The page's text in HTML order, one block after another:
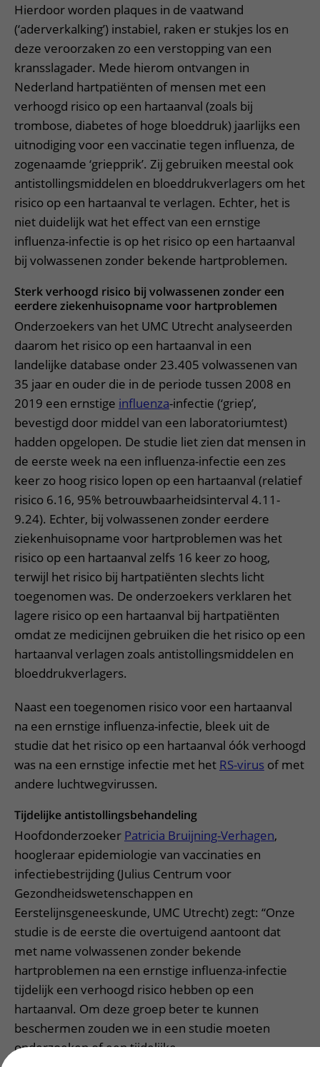
Hierdoor worden plaques in de vaatwand
(‘aderverkalking’) instabiel, raken er stukjes los en
deze veroorzaken zo een verstopping van een
kransslagader. Mede hierom ontvangen in
Nederland hartpatiënten of mensen met een
verhoogd risico op een hartaanval (zoals bij
trombose, diabetes of hoge bloeddruk) jaarlijks een
uitnodiging voor een vaccinatie tegen influenza, de
zogenaamde ‘griepprik’. Zij gebruiken meestal ook
antistollingsmiddelen en bloeddrukverlagers om het
risico op een hartaanval te verlagen. Echter, het is
niet duidelijk wat het effect van een ernstige
influenza-infectie is op het risico op een hartaanval
bij volwassenen zonder bekende hartproblemen.
Sterk verhoogd risico bij volwassenen zonder een
eerdere ziekenhuisopname voor hartproblemen
Onderzoekers van het UMC Utrecht analyseerden
daarom het risico op een hartaanval in een
landelijke database onder 23.405 volwassenen van
35 jaar en ouder die in de periode tussen 2008 en
2019 een ernstige influenza-infectie (‘griep’,
bevestigd door middel van een laboratoriumtest)
hadden opgelopen. De studie liet zien dat mensen in
de eerste week na een influenza-infectie een zes
keer zo hoog risico lopen op een hartaanval (relatief
risico 6.16, 95% betrouwbaarheidsinterval 4.11-
9.24). Echter, bij volwassenen zonder eerdere
ziekenhuisopname voor hartproblemen was het
risico op een hartaanval zelfs 16 keer zo hoog,
terwijl het risico bij hartpatiënten slechts licht
toegenomen was. De onderzoekers verklaren het
lagere risico op een hartaanval bij hartpatiënten
omdat ze medicijnen gebruiken die het risico op een
hartaanval verlagen zoals antistollingsmiddelen en
bloeddrukverlagers.
Naast een toegenomen risico voor een hartaanval
na een ernstige influenza-infectie, bleek uit de
studie dat het risico op een hartaanval óók verhoogd
was na een ernstige infectie met het RS-virus of met
andere luchtwegvirussen.
Tijdelijke antistollingsbehandeling
Hoofdonderzoeker Patricia Bruijning-Verhagen,
hoogleraar epidemiologie van vaccinaties en
infectiebestrijding (Julius Centrum voor
Gezondheidswetenschappen en
Eerstelijnsgeneeskunde, UMC Utrecht) zegt: “Onze
studie is de eerste die overtuigend aantoont dat
met name volwassenen zonder bekende
hartproblemen na een ernstige influenza-infectie
tijdelijk een verhoogd risico hebben op een
hartaanval. Om deze groep beter te kunnen
beschermen zouden we in een studie moeten
onderzoeken of een tijdelijke